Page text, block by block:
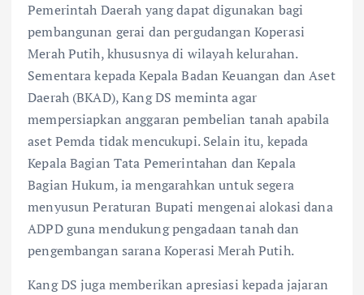
Pemerintah Daerah yang dapat digunakan bagi
pembangunan gerai dan pergudangan Koperasi
Merah Putih, khususnya di wilayah kelurahan.
Sementara kepada Kepala Badan Keuangan dan Aset
Daerah (BKAD), Kang DS meminta agar
mempersiapkan anggaran pembelian tanah apabila
aset Pemda tidak mencukupi. Selain itu, kepada
Kepala Bagian Tata Pemerintahan dan Kepala
Bagian Hukum, ia mengarahkan untuk segera
menyusun Peraturan Bupati mengenai alokasi dana
ADPD guna mendukung pengadaan tanah dan
pengembangan sarana Koperasi Merah Putih.
Kang DS juga memberikan apresiasi kepada jajaran